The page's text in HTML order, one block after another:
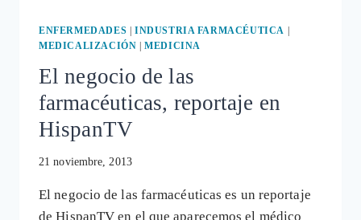
ENFERMEDADES | INDUSTRIA FARMACÉUTICA |
MEDICALIZACIÓN |MEDICINA
El negocio de las
farmacéuticas, reportaje en
HispanTV
21 noviembre, 2013
El negocio de las farmacéuticas es un reportaje
de HispanTV en el que aparecemos el médico